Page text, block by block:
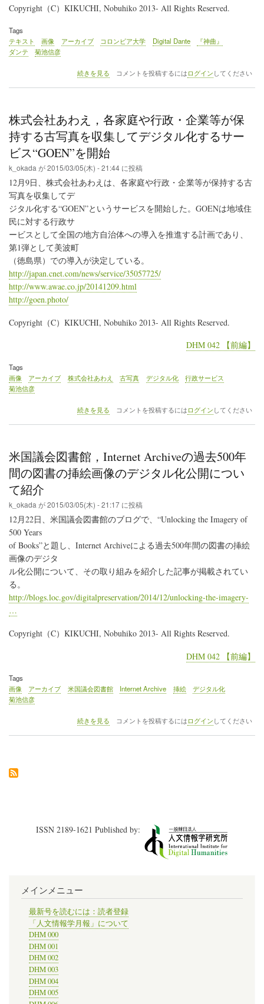
ー
究
会
105
回
研
表
の
Copyright（C）KIKUCHI, Nobuhiko 2013- All Rights Reserved.
Tags
テキスト
画像 アーカイブ コロンビア大学 Digital Dante
『神曲』
ダンテ
菊池信彦
コ
大
学
DH
セ
ン
タ
ー，
テ
関
す
る
研
究
リ
ソ
を
リ
ー
ア
開
の
続きを見る コメントを投稿するには ログイン してください
株式会社あわえ，各家庭や行政・企業等が保
持する古写真を収集してデジタル化するサー
ビス“GOEN”を開始
k_okada が2015/03/05(木) - 21:44 に投稿
12月9日、株式会社あわえは、各家庭や行政・企業等が保持する古
写真を収集してデ
ジタル化する“GOEN”というサービスを開始した。GOENは地域住
民に対する行政サ
ービスとして全国の地方自治体への導入を推進する計画であり、
第1弾として美波町
（徳島県）での導入が決定している。
http://japan.cnet.com/news/service/35057725/
http://www.awae.co.jp/20141209.html
http://goen.photo/
Copyright（C）KIKUCHI, Nobuhiko 2013- All Rights Reserved.
DHM 042 【前編】
Tags
画像
アーカイブ 株式会社あわえ 古写真 デジタル化
行政サービス
菊池信彦
株
わ
え，
各
や
行
業
す
写
て
タ
の
続きを見る コメントを投稿するには ログイン してください
米国議会図書館，Internet Archiveの過去500年
間の図書の挿絵画像のデジタル化公開につい
て紹介
k_okada が2015/03/05(木) - 21:17 に投稿
12月22日、米国議会図書館のブログで、“Unlocking the Imagery of
500 Years
of Books”と題し、Internet Archiveによる過去500年間の図書の挿絵
画像のデジタ
ル化公開について、その取り組みを紹介した記事が掲載されてい
る。
http://blogs.loc.gov/digitalpreservation/2014/12/unlocking-the-imagery-
…
Copyright（C）KIKUCHI, Nobuhiko 2013- All Rights Reserved.
DHM 042 【前編】
Tags
画像
アーカイブ 米国議会図書館 Internet Archive 挿絵
デジタル化
菊池信彦
米
去
書
の
挿
絵
画
続きを見る コメントを投稿するには ログイン してください
ISSN 2189-1621 Published by:
メインメニュー
最新号を読むには：読者登録
「人文情報学月報」について
DHM 000
DHM 001
DHM 002
DHM 003
DHM 004
DHM 005